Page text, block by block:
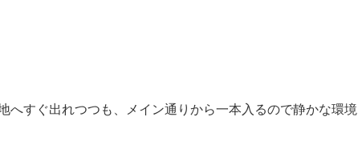
すぐ出れつつも、メイン通りから一本入るので静かな環境